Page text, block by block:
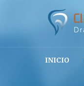
INICIO